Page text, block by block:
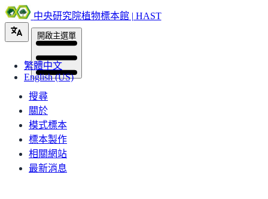
中央研究院植物標本館 | HAST
繁體中文
English (US)
開啟主選單
搜尋
關於
模式標本
標本製作
相關網站
最新消息